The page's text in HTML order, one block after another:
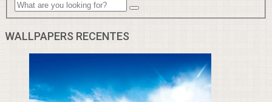
WALLPAPERS RECENTES